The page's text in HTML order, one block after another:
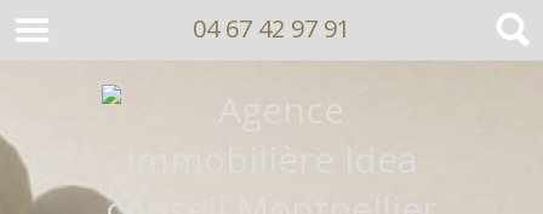
04 67 42 97 91